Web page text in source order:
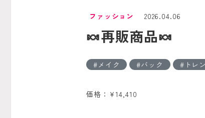
ファッション 2026.04.06
🍬再販商品🍬
メイク バック トレ
価格：¥14,410